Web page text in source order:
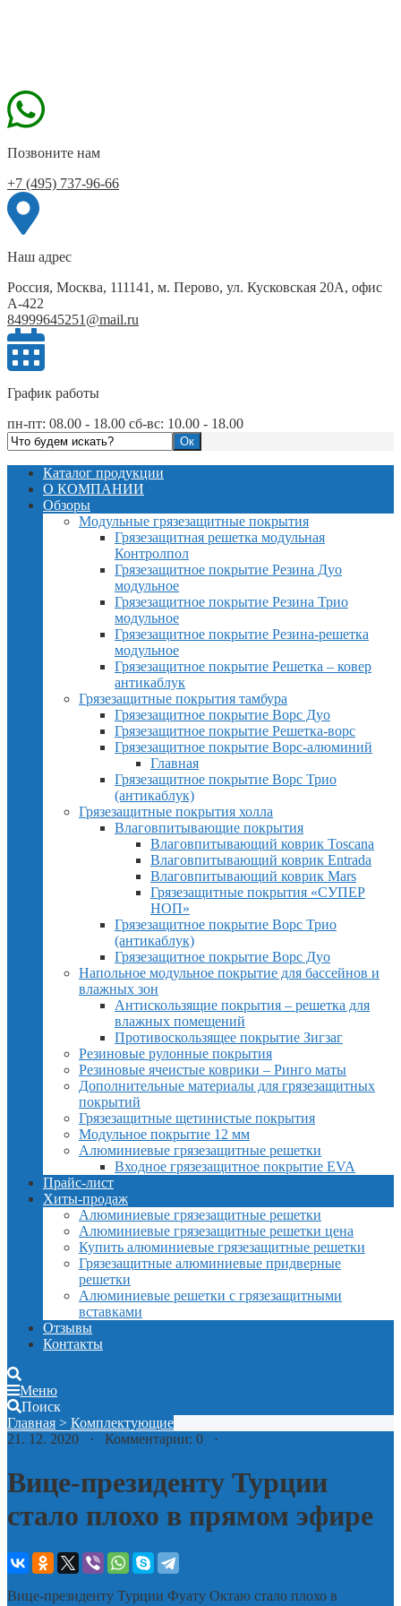
Позвоните нам
+7 (495) 737-96-66
Наш адрес
Россия, Москва, 111141, м. Перово, ул. Кусковская 20А, офис
А-422
84999645251@mail.ru
График работы
пн-пт: 08.00 - 18.00 сб-вс: 10.00 - 18.00
Каталог продукции
О КОМПАНИИ
Обзоры
Модульные грязезащитные покрытия
Грязезащитная решетка модульная
Контролпол
Грязезащитное покрытие Резина Дуо
модульное
Грязезащитное покрытие Резина Трио
модульное
Грязезащитное покрытие Резина-решетка
модульное
Грязезащитное покрытие Решетка – ковер
антикаблук
Грязезащитные покрытия тамбура
Грязезащитное покрытие Ворс Дуо
Грязезащитное покрытие Решетка-ворс
Грязезащитное покрытие Ворс-алюминий
Главная
Грязезащитное покрытие Ворс Трио
(антикаблук)
Грязезащитные покрытия холла
Влаговпитывающие покрытия
Влаговпитывающий коврик Toscana
Влаговпитывающий коврик Entrada
Влаговпитывающий коврик Mars
Грязезащитные покрытия «СУПЕР
НОП»
Грязезащитное покрытие Ворс Трио
(антикаблук)
Грязезащитное покрытие Ворс Дуо
Напольное модульное покрытие для бассейнов и
влажных зон
Антискользящие покрытия – решетка для
влажных помещений
Противоскользящее покрытие Зигзаг
Резиновые рулонные покрытия
Резиновые ячеистые коврики – Ринго маты
Дополнительные материалы для грязезащитных
покрытий
Грязезащитные щетинистые покрытия
Модульное покрытие 12 мм
Алюминиевые грязезащитные решетки
Входное грязезащитное покрытие EVA
Прайс-лист
Хиты-продаж
Алюминиевые грязезащитные решетки
Алюминиевые грязезащитные решетки цена
Купить алюминиевые грязезащитные решетки
Грязезащитные алюминиевые придверные
решетки
Алюминиевые решетки с грязезащитными
вставками
Отзывы
Контакты
Меню
Поиск
Главная > Комплектующие
21. 12. 2020 · Комментарии: 0 ·
Вице-президенту Турции
стало плохо в прямом эфире
Вице-президенту Турции Фуату Октаю стало плохо в